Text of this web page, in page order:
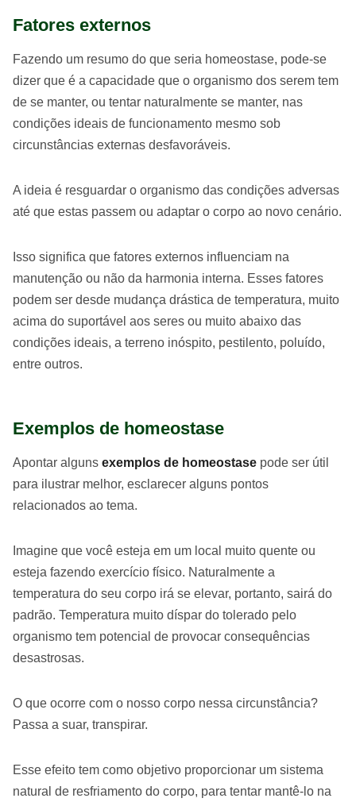
Fatores externos
Fazendo um resumo do que seria homeostase, pode-se
dizer que é a capacidade que o organismo dos serem tem
de se manter, ou tentar naturalmente se manter, nas
condições ideais de funcionamento mesmo sob
circunstâncias externas desfavoráveis.
A ideia é resguardar o organismo das condições adversas
até que estas passem ou adaptar o corpo ao novo cenário.
Isso significa que fatores externos influenciam na
manutenção ou não da harmonia interna. Esses fatores
podem ser desde mudança drástica de temperatura, muito
acima do suportável aos seres ou muito abaixo das
condições ideais, a terreno inóspito, pestilento, poluído,
entre outros.
Exemplos de homeostase
Apontar alguns exemplos de homeostase pode ser útil
para ilustrar melhor, esclarecer alguns pontos
relacionados ao tema.
Imagine que você esteja em um local muito quente ou
esteja fazendo exercício físico. Naturalmente a
temperatura do seu corpo irá se elevar, portanto, sairá do
padrão. Temperatura muito díspar do tolerado pelo
organismo tem potencial de provocar consequências
desastrosas.
O que ocorre com o nosso corpo nessa circunstância?
Passa a suar, transpirar.
Esse efeito tem como objetivo proporcionar um sistema
natural de resfriamento do corpo, para tentar mantê-lo na